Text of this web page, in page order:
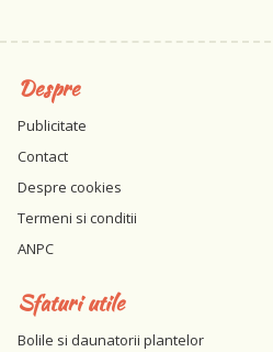
Despre
Publicitate
Contact
Despre cookies
Termeni si conditii
ANPC
Sfaturi utile
Bolile si daunatorii plantelor